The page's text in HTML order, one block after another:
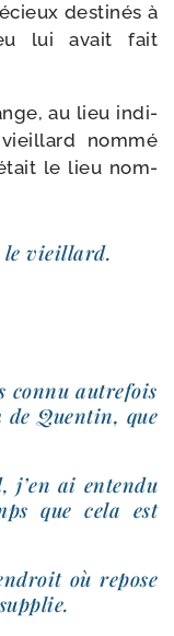
des­ti­nés à
lui avait fait
au lieu indi­
nom­mé
le lieu nom­
le vieillard.
connu autre­fois
de Quentin, que
j’en ai enten­du
que cela est
où repose